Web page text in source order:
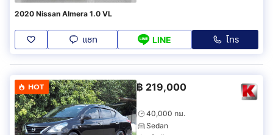
2020 Nissan Almera 1.0 VL
แชท LINE โทร
HOT ฿ 219,000
40,000 กม.
Sedan